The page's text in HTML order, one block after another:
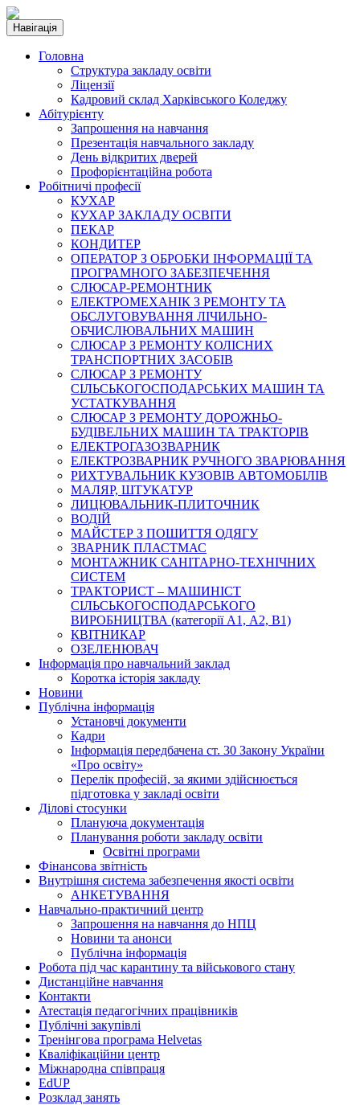
Навігація
Головна
Структура закладу освіти
Ліцензії
Кадровий склад Харківського Коледжу
Абітурієнту
Запрошення на навчання
Презентація навчального закладу
День відкритих дверей
Профорієнтаційна робота
Робітничі професії
КУХАР
КУХАР ЗАКЛАДУ ОСВІТИ
ПЕКАР
КОНДИТЕР
ОПЕРАТОР З ОБРОБКИ ІНФОРМАЦІЇ ТА
ПРОГРАМНОГО ЗАБЕЗПЕЧЕННЯ
СЛЮСАР-РЕМОНТНИК
ЕЛЕКТРОМЕХАНІК З РЕМОНТУ ТА
ОБСЛУГОВУВАННЯ ЛІЧИЛЬНО-
ОБЧИСЛЮВАЛЬНИХ МАШИН
СЛЮСАР З РЕМОНТУ КОЛІСНИХ
ТРАНСПОРТНИХ ЗАСОБІВ
СЛЮСАР З РЕМОНТУ
СІЛЬСЬКОГОСПОДАРСЬКИХ МАШИН ТА
УСТАТКУВАННЯ
СЛЮСАР З РЕМОНТУ ДОРОЖНЬО-
БУДІВЕЛЬНИХ МАШИН ТА ТРАКТОРІВ
ЕЛЕКТРОГАЗОЗВАРНИК
ЕЛЕКТРОЗВАРНИК РУЧНОГО ЗВАРЮВАННЯ
РИХТУВАЛЬНИК КУЗОВІВ АВТОМОБІЛІВ
МАЛЯР, ШТУКАТУР
ЛИЦЮВАЛЬНИК-ПЛИТОЧНИК
ВОДІЙ
МАЙСТЕР З ПОШИТТЯ ОДЯГУ
ЗВАРНИК ПЛАСТМАС
МОНТАЖНИК САНІТАРНО-ТЕХНІЧНИХ
СИСТЕМ
ТРАКТОРИСТ – МАШИНІСТ
СІЛЬСЬКОГОСПОДАРСЬКОГО
ВИРОБНИЦТВА (категорії А1, А2, В1)
КВІТНИКАР
ОЗЕЛЕНЮВАЧ
Інформація про навчальний заклад
Коротка історія закладу
Новини
Публічна інформація
Установчі документи
Кадри
Інформація передбачена ст. 30 Закону України
«Про освіту»
Перелік професій, за якими здійснюється
підготовка у закладі освіти
Ділові стосунки
Плануюча документація
Планування роботи закладу освіти
Освітні програми
Фінансова звітність
Внутрішня система забезпечення якості освіти
АНКЕТУВАННЯ
Навчально-практичний центр
Запрошення на навчання до НПЦ
Новини та анонси
Публічна інформація
Робота під час карантину та військового стану
Дистанційне навчання
Контакти
Атестація педагогічних працівників
Публічні закупівлі
Тренінгова програма Helvetas
Кваліфікаційни центр
Міжнародна співпраця
EdUР
Розклад занять